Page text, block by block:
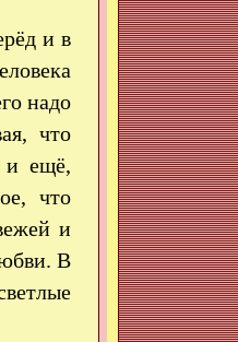
и в
надо
что
и ещё,
что
и
В